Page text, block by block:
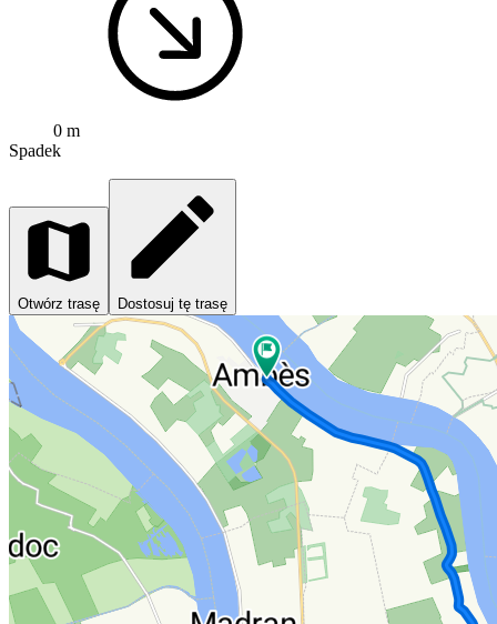
0 m
Spadek
Otwórz trasę Dostosuj tę trasę